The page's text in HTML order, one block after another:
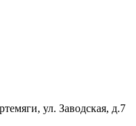
ул. Заводская, д.7